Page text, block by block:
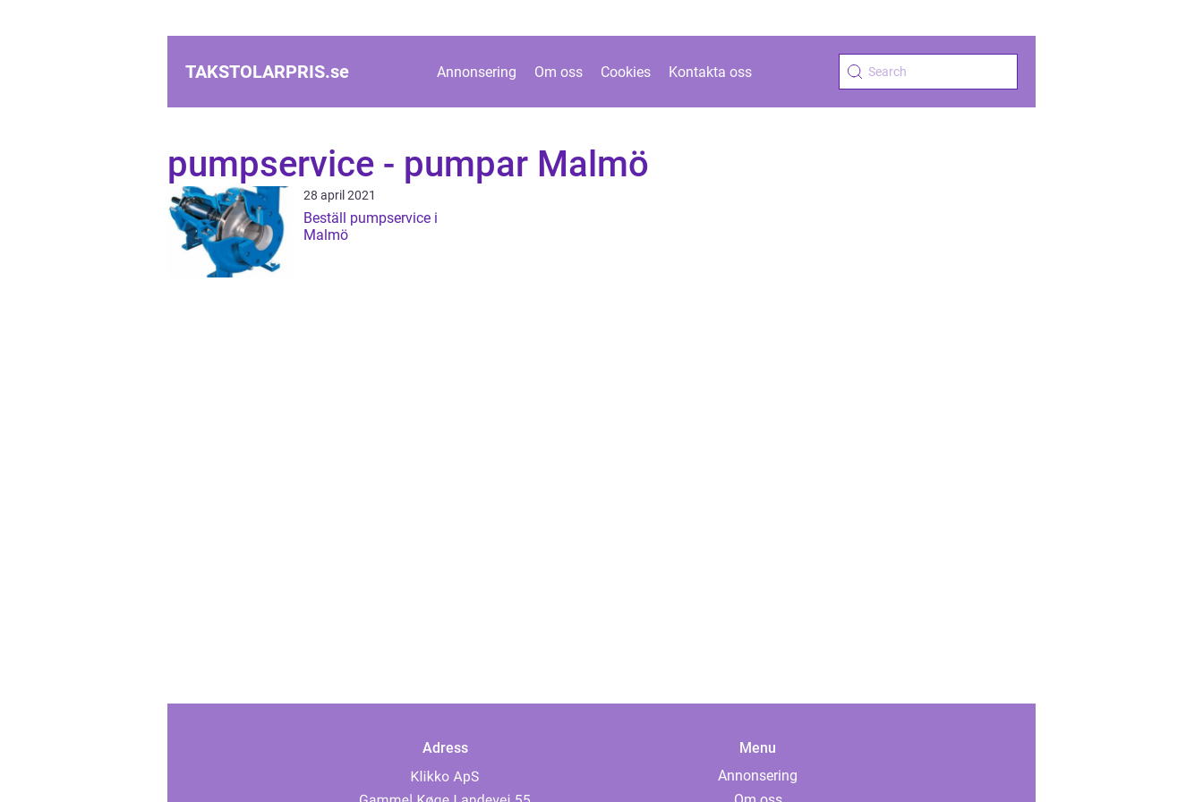
TAKSTOLARPRIS.se Annonsering Om oss Cookies Kontakta oss
pumpservice - pumpar Malmö
28 april 2021
Beställ pumpservice i
Malmö
Adress
Menu
Annonsering